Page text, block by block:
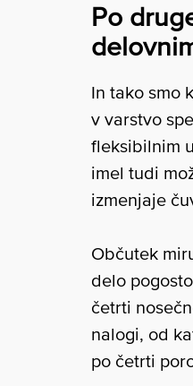
Po
In tako smo
v varstvo
fleksibilnim
imel tudi
izmenjaje
Občutek
delo
četrti
nalogi, od
po četrti